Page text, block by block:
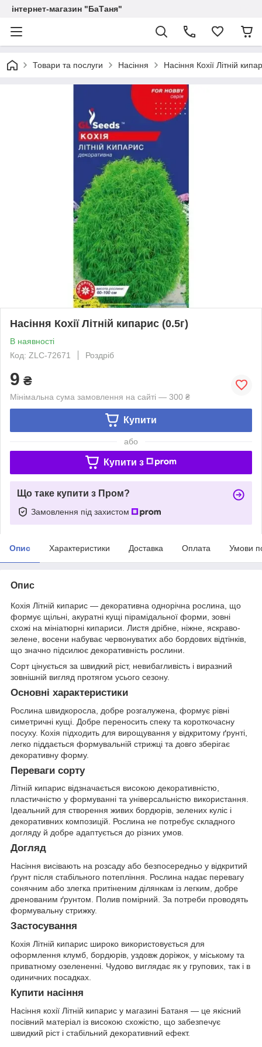
інтернет-магазин "БаТаня"
Товари та послуги Насіння Насіння Кохії Лiтнiй
Насіння Кохії Лiтнiй кипарис (0.5г)
В наявності
Код: ZLC-72671
Роздріб
9 ₴
Мінімальна сума замовлення на сайті — 300 ₴
Купити
або
Купити з
Що таке купити з Пром?
Замовлення під захистом
Опис Характеристики Доставка Оплата Умови
Опис
Кохія Літній кипарис — декоративна однорічна рослина, що
формує щільні, акуратні кущі пірамідальної форми, зовні
схожі на мініатюрні кипариси. Листя дрібне, ніжне, яскраво-
зелене, восени набуває червонуватих або бордових відтінків,
що значно підсилює декоративність рослини.
Сорт цінується за швидкий ріст, невибагливість і виразний
зовнішній вигляд протягом усього сезону.
Основні характеристики
Рослина швидкоросла, добре розгалужена, формує рівні
симетричні кущі. Добре переносить спеку та короткочасну
посуху. Кохія підходить для вирощування у відкритому ґрунті,
легко піддається формувальній стрижці та довго зберігає
декоративну форму.
Переваги сорту
Літній кипарис відзначається високою декоративністю,
пластичністю у формуванні та універсальністю використання.
Ідеальний для створення живих бордюрів, зелених куліс і
декоративних композицій. Рослина не потребує складного
догляду й добре адаптується до різних умов.
Догляд
Насіння висівають на розсаду або безпосередньо у відкритий
ґрунт після стабільного потепління. Рослина надає перевагу
сонячним або злегка притіненим ділянкам із легким, добре
дренованим ґрунтом. Полив помірний. За потреби проводять
формувальну стрижку.
Застосування
Кохія Літній кипарис широко використовується для
оформлення клумб, бордюрів, уздовж доріжок, у міському та
приватному озелененні. Чудово виглядає як у групових, так і в
одиничних посадках.
Купити насіння
Насіння кохії Літній кипарис у магазині Батаня — це якісний
посівний матеріал із високою схожістю, що забезпечує
швидкий ріст і стабільний декоративний ефект.